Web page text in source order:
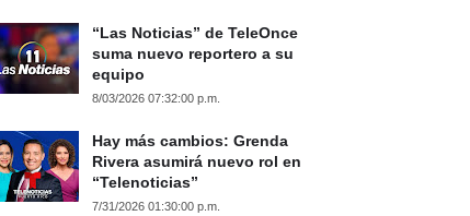
“Las Noticias” de TeleOnce
suma nuevo reportero a su
equipo
8/03/2026 07:32:00 p.m.
Hay más cambios: Grenda
Rivera asumirá nuevo rol en
“Telenoticias”
7/31/2026 01:30:00 p.m.